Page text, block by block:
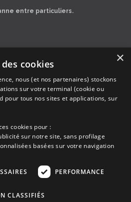
entre particuliers.
des Côtes d'Armor et du Finistère,
certifier la qualité des hébergements
de proximité avec une visite tous les 4
habilitée. Label de 1 à 5 clés.
×
cookies
nous (et nos partenaires) stockons
sur votre terminal (cookie ou
pour tous nos sites et applications, sur
cookies pour :
sur notre site, sans profilage
basées sur votre navigation
PERFORMANCE
CLASSIFIÉS